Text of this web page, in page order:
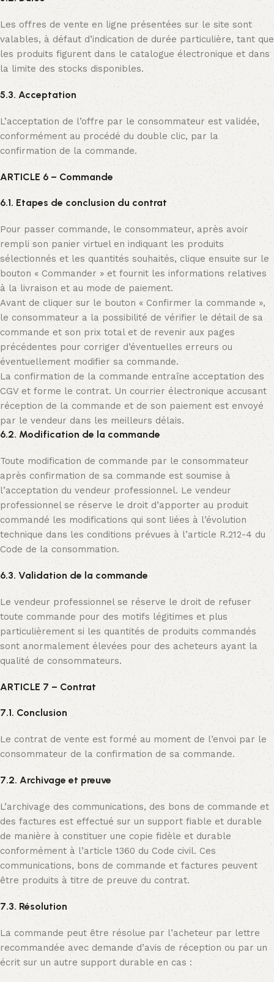
Les offres de vente en ligne présentées sur le site sont
valables, à défaut d’indication de durée particulière, tant que
les produits figurent dans le catalogue électronique et dans
la limite des stocks disponibles.
5.3. Acceptation
L’acceptation de l’offre par le consommateur est validée,
conformément au procédé du double clic, par la
confirmation de la commande.
ARTICLE 6 – Commande
6.1. Etapes de conclusion du contrat
Pour passer commande, le consommateur, après avoir
rempli son panier virtuel en indiquant les produits
sélectionnés et les quantités souhaités, clique ensuite sur le
bouton « Commander » et fournit les informations relatives
à la livraison et au mode de paiement.
Avant de cliquer sur le bouton « Confirmer la commande »,
le consommateur a la possibilité de vérifier le détail de sa
commande et son prix total et de revenir aux pages
précédentes pour corriger d’éventuelles erreurs ou
éventuellement modifier sa commande.
La confirmation de la commande entraîne acceptation des
CGV et forme le contrat. Un courrier électronique accusant
réception de la commande et de son paiement est envoyé
par le vendeur dans les meilleurs délais.
6.2. Modification de la commande
Toute modification de commande par le consommateur
après confirmation de sa commande est soumise à
l’acceptation du vendeur professionnel. Le vendeur
professionnel se réserve le droit d’apporter au produit
commandé les modifications qui sont liées à l’évolution
technique dans les conditions prévues à l’article R.212-4 du
Code de la consommation.
6.3. Validation de la commande
Le vendeur professionnel se réserve le droit de refuser
toute commande pour des motifs légitimes et plus
particulièrement si les quantités de produits commandés
sont anormalement élevées pour des acheteurs ayant la
qualité de consommateurs.
ARTICLE 7 – Contrat
7.1. Conclusion
Le contrat de vente est formé au moment de l’envoi par le
consommateur de la confirmation de sa commande.
7.2. Archivage et preuve
L’archivage des communications, des bons de commande et
des factures est effectué sur un support fiable et durable
de manière à constituer une copie fidèle et durable
conformément à l’article 1360 du Code civil. Ces
communications, bons de commande et factures peuvent
être produits à titre de preuve du contrat.
7.3. Résolution
La commande peut être résolue par l’acheteur par lettre
recommandée avec demande d’avis de réception ou par un
écrit sur un autre support durable en cas :